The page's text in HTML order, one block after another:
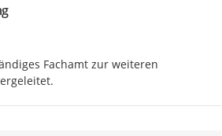
Fachamt zur weiteren